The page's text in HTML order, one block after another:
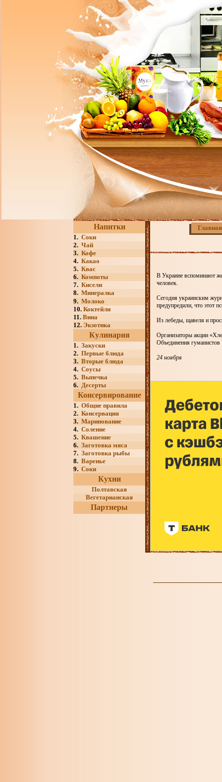
Напитки
1. Соки
2. Чай
3. Кофе
4. Какао
5. Квас
6. Компоты
7. Кисели
8. Минералка
9. Молоко
10. Коктейли
11. Вина
12. Экзотика
Кулинария
1. Закуски
2. Первые блюда
3. Вторые блюда
4. Соусы
5. Выпечка
6. Десерты
Консервирование
1. Общие правила
2. Консервация
3. Маринование
4. Соление
5. Квашение
6. Заготовка мяса
7. Заготовка рыбы
8. Варенье
9. Соки
Кухни
Полтавская
Вегетарианская
Партнеры
Главная
В Украине вспоминают
человек.
Сегодня украинским
предупредили, что этот
Из лебеды, щавеля и
Организаторы акции
Объединения гуманистов
24 ноября